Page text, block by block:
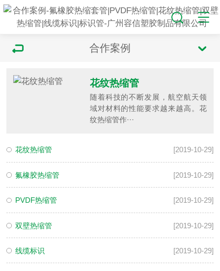
合作案例
花纹热缩管
随着科技的不断发展，航空航天领
域对材料的性能要求越来越高。花
纹热缩管作···
花纹热缩管 [2019-10-29]
氟橡胶热缩管 [2019-10-29]
PVDF热缩管 [2019-10-29]
双壁热缩管 [2019-10-29]
线缆标识 [2019-10-29]